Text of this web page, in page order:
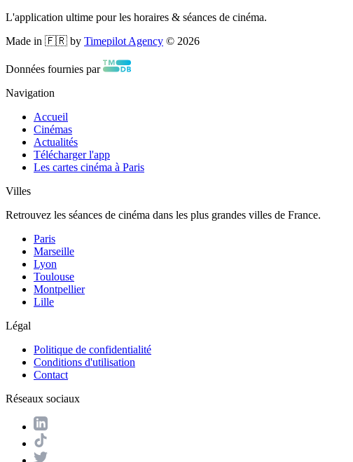
L'application ultime pour les horaires & séances de cinéma.
Made in 🇫🇷 by Timepilot Agency © 2026
Données fournies par
Navigation
Accueil
Cinémas
Actualités
Télécharger l'app
Les cartes cinéma à Paris
Villes
Retrouvez les séances de cinéma dans les plus grandes villes de France.
Paris
Marseille
Lyon
Toulouse
Montpellier
Lille
Légal
Politique de confidentialité
Conditions d'utilisation
Contact
Réseaux sociaux